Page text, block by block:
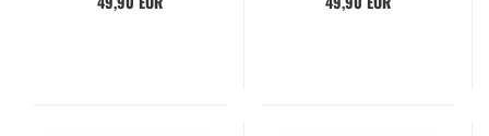
schenk - Qua­drat